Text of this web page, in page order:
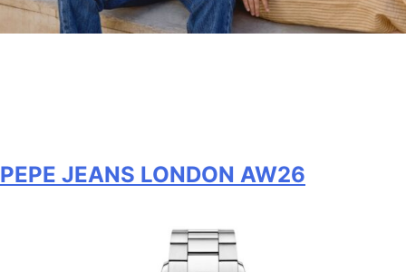
PEPE JEANS LONDON AW26